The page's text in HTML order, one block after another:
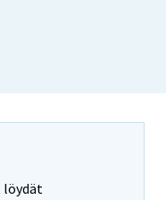
löydät